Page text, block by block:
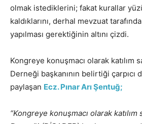
olmak istediklerini; fakat kurallar
kaldıklarını, derhal mevzuat
yapılması gerektiğinin altını çizdi.
Kongreye konuşmacı olarak katılım
Derneği başkanının belirtiği çarpıcı
paylaşan Ecz. Pınar Arı Şentuğ;
“Kongreye konuşmacı olarak